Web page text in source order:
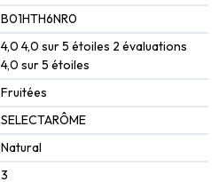
B01HTH6NR0
4,0 4,0 sur 5 étoiles 2 évaluations
4,0 sur 5 étoiles
Fruitées
SELECTARÔME
Natural
3